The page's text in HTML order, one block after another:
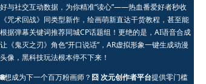
好与社交互动数据，为你精准“读心”——热血番爱好者秒收
《咒术回战》同类型新作，绘画萌新直达干货教程，甚至能
根据弹幕关键词推荐同城CP话题组！更绝的是，AI语音合成
让《鬼灭之刃》角色“开口说话”，AR虚拟形象一键生成动漫
头像，黑科技玩法根本停不下来！
🌐想成为下一个百万粉画师？ 囧 次元创作者平台提供零门槛